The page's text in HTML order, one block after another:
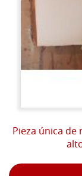
Pieza única de